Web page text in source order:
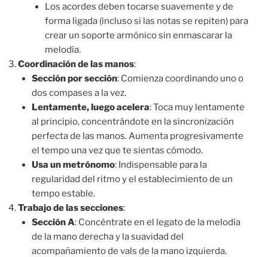
Los acordes deben tocarse suavemente y de
forma ligada (incluso si las notas se repiten) para
crear un soporte armónico sin enmascarar la
melodía.
Coordinación de las manos:
Sección por sección: Comienza coordinando uno o
dos compases a la vez.
Lentamente, luego acelera: Toca muy lentamente
al principio, concentrándote en la sincronización
perfecta de las manos. Aumenta progresivamente
el tempo una vez que te sientas cómodo.
Usa un metrónomo: Indispensable para la
regularidad del ritmo y el establecimiento de un
tempo estable.
Trabajo de las secciones:
Sección A: Concéntrate en el legato de la melodía
de la mano derecha y la suavidad del
acompañamiento de vals de la mano izquierda.